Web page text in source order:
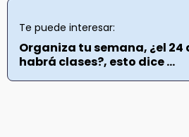
Te puede interesar:
Organiza tu semana, ¿el 24
habrá clases?, esto dice ...